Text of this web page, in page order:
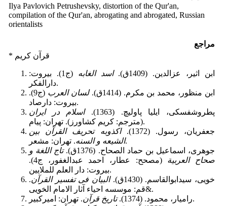
Ilya Pavlovich Petrushevsky, distortion of the Qur'an,
compilation of the Qur'an, abrogating and abrogated, Russian
orientalists
مراجع
* قرآن کریم
ابن اثیر، عزالدین. (1409ق). اسد الغابه
(ج1). بیروت:
دارالفکر.
ابن منظور، محمد بن مکرم. (1414ق).
لسان العرب
(ج9).
بیروت: دارصاد.
پطروشفسکی، ایلیا پاولیچ. (1363).
اسلام در ایران
(مترجم:‌ کریم کشاورز). تهران: پیام.
جعفریان، رسول. (1372).
اکذوبه تحریف القرآن بین
الشیعه و السنه. تهران: مشعر.
جوهرى، اسماعیل بن حماد الصحاح. (1376ق).
تاج اللغة و
صحاح العربیة
(مصحح: عطار، احمد عبدالغفور، ج4).
بیروت: دار العلم للملایین‏.
خویی، سیدابوالقاسم. (1430ق).
البیان فی تفسیر القرآن.
قم: موسسه احیاء آثار الامام الخویی&.
رامیار، محمود. (1374).
تاریخ قرآن
. تهران: امیرکبیر.